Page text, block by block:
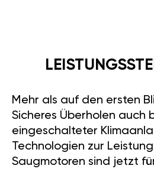
Mehr als auf den ersten
Sicheres Überholen auch
eingeschalteter
Technologien zur
Saugmotoren sind jetzt